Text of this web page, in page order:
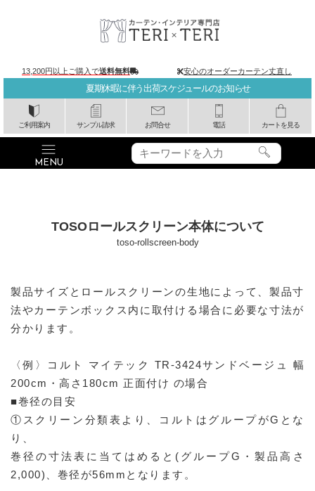
夏期休暇に伴う出荷スケジュールのお知らせ
ご利用案内 サンプル請求 お問合せ 電話 カートを見る
13,200円以上ご購入で送料無料 安心のオーダーカーテン丈直し
TOSOロールスクリーン本体について
toso-rollscreen-body
製品サイズとロールスクリーンの生地によって、製品寸
法やカーテンボックス内に取付ける場合に必要な寸法が
分かります。
〈例〉コルト マイテック TR-3424サンドベージュ 幅
200cm・高さ180cm 正面付け の場合
■巻径の目安
①スクリーン分類表より、コルトはグループがGとな
り、
巻径の寸法表に当てはめると(グループG・製品高さ
2,000)、巻径が56mmとなります。